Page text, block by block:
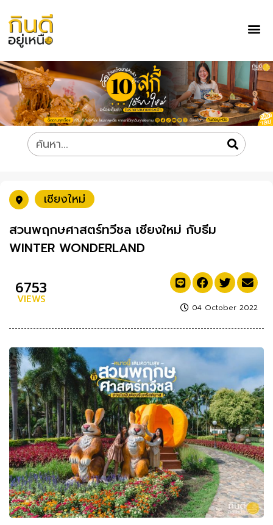
เชียงใหม่
สวนพฤกษศาสตร์ทวีชล เชียงใหม่ กับธีม
WINTER WONDERLAND
6753
VIEWS
04 October 2022